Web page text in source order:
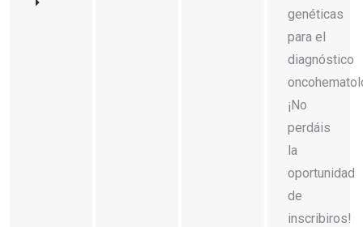
genéticas
para el
diagnóstico
¡No
perdáis
la
oportunidad
de
inscribiros!